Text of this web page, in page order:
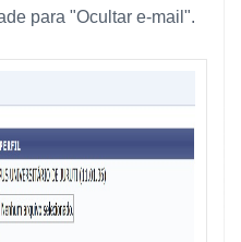
para "Ocultar e-mail".